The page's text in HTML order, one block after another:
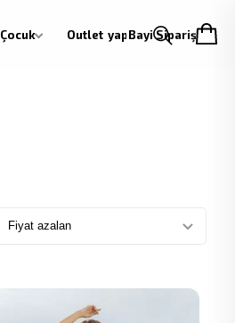
Çocuk Outlet Bayi Siparişi
Giriş yap
Fiyat azalan